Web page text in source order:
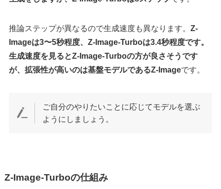
推論ステップが異なるので生成速度も異なります。 Z-
Imageは3〜5秒程度、Z-Image-Turboは3.4秒程度です。
生成速度を見るとZ-Image-Turboの方が良さそうです
が、拡張性が高いのは基盤モデルであるZ-Imageです。
ご自分のやりたいことに応じてモデルを選ぶ
ようにしましょう。
Z-Image-Turboの仕組み